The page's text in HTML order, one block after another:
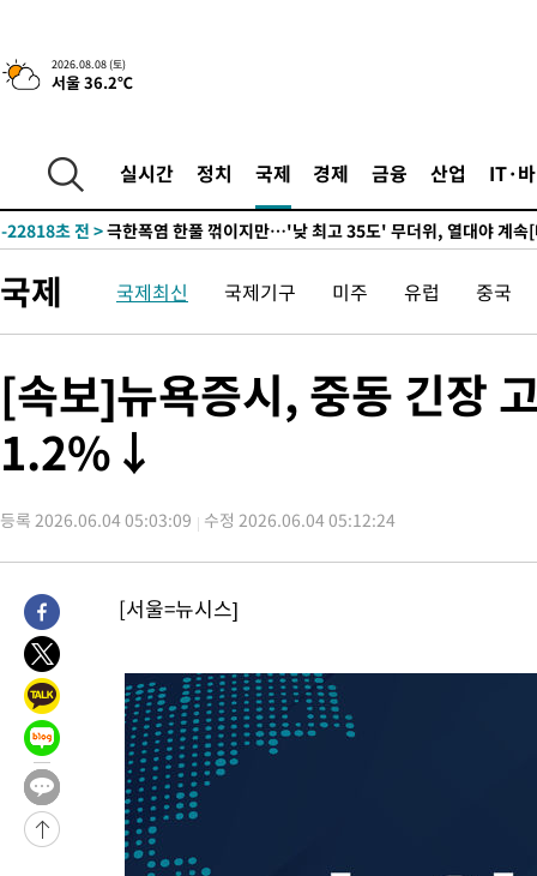
2026.08.08 (토)
서울 36.2℃
실시간 정치 국제 경제 금융 산업 IT·
-100초 전 >[속보]뉴욕증시 상승 마감…S&P 0.6% 나스닥 1.3%↑
-31971초 전 >백운산서 80년근 천종산삼 9뿌리 발견…감정가 1.3억원
-27215초 전 >
남자 농구, 나고야 아시안게임서 '홈팀' 일본과 한일전
-26591초 전 >
-22818초 전 >극한폭염 한풀 꺾이지만…'낮 최고 35도' 무더위, 열대야 계속
-18353초 전 >
[속보]'압수수색·성접대 논란' 축구협회 "실망과 걱정 안겨드
-6974초 전 >'최고 37도' 폭염 지속…강원동해안 최대 150㎜ 비
-31971초 전 >
백운산서 80년근 천종산삼 9뿌리 발견…감정가 1.3억원
-29681초 전 > 선재도서 해루질 나섰다 실종 60대, 닷새 만에 숨진 채 발견
-27215초 전 >남자 농구, 나고야 아시안게임서 '홈팀' 일본과 한일전
-22818초 전 >극한폭염 한풀 꺾이지만…'낮 최고 35도' 무더위, 열대야 계속
주 날씨]
-19836초 전 >축구협회 "압수수색·성접대 논란 사과…쇄신의 기회로 삼겠
-18353초 전 >
[속보]'압수수색·성접대 논란' 축구협회 "실망과 걱정 안겨드
-6974초 전 >
-100초 전 >
[속보]뉴욕증시 상승 마감…S&P 0.6% 나스닥 1.3%↑
국제 국제최신 국제기구 미주 유럽 중국
[속보]뉴욕증시, 중동 긴장
1.2%↓
등록 2026.06.04 05:03:09 수정 2026.06.04 05:12:24
[서울=뉴시스]